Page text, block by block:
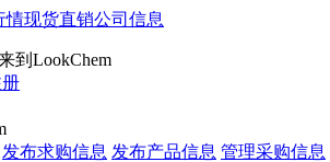
情现货直销公司信息
到LookChem
发布求购信息 发布产品信息 管理采购信息